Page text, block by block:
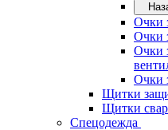
Очки
Очки
Очки
Очки
Щитки
Щитки
Спецодежда